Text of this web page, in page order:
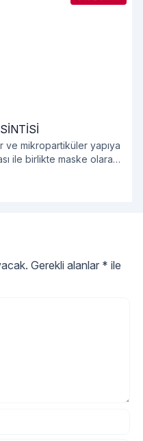
ve mikropartiküler yapıya
ile birlikte maske olarak
Gerekli alanlar * ile